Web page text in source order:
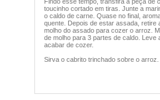
toucinho cortado em tiras. Junte a
o caldo de carne. Quase no final,
quente. Depois de estar assada,
molho do assado para cozer o arroz.
de molho para 3 partes de caldo.
acabar de cozer.
Sirva o cabrito trinchado sobre o arroz.